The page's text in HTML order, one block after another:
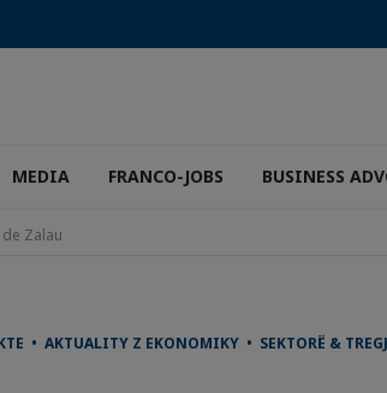
MEDIA FRANCO-JOBS BUSINESS
Zalau
• AKTUALITY Z EKONOMIKY • SEKTORË &